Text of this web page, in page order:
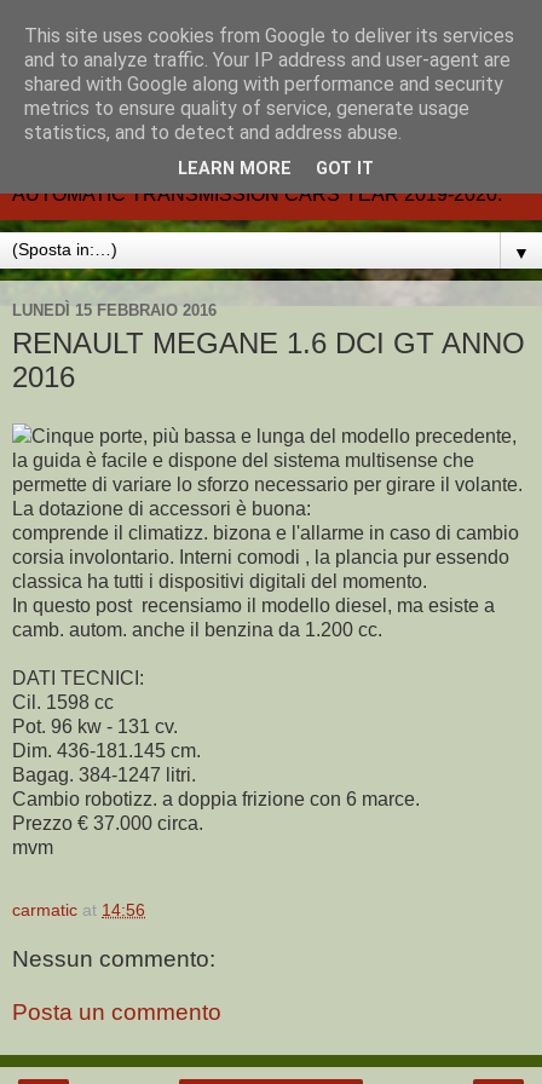
CARMATIC-®-All about
automatic cars.
Dal 2002- email.-marcvent@inwind.it.- NEW BOOK-
AUTOMATIC TRANSMISSION CARS YEAR 2019-2020.
▼
LUNEDÌ 15 FEBBRAIO 2016
RENAULT MEGANE 1.6 DCI GT ANNO
2016
Cinque porte, più bassa e lunga del modello precedente,
la guida è facile e dispone del sistema multisense che
permette di variare lo sforzo necessario per girare il volante.
La dotazione di accessori è buona:
comprende il climatizz. bizona e l'allarme in caso di cambio
corsia involontario. Interni comodi , la plancia pur essendo
classica ha tutti i dispositivi digitali del momento.
In questo post recensiamo il modello diesel, ma esiste a
camb. autom. anche il benzina da 1.200 cc.
DATI TECNICI:
Cil. 1598 cc
Pot. 96 kw - 131 cv.
Dim. 436-181.145 cm.
Bagag. 384-1247 litri.
Cambio robotizz. a doppia frizione con 6 marce.
Prezzo € 37.000 circa.
mvm
carmatic at 14:56
Nessun commento:
Posta un commento
This site uses cookies from Google to deliver its services
and to analyze traffic. Your IP address and user-agent are
shared with Google along with performance and security
metrics to ensure quality of service, generate usage
statistics, and to detect and address abuse.
LEARN MORE GOT IT